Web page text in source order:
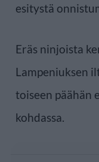
esitystä
Eräs ninjoista
Lampeniuksen
toiseen päähän
kohdassa.